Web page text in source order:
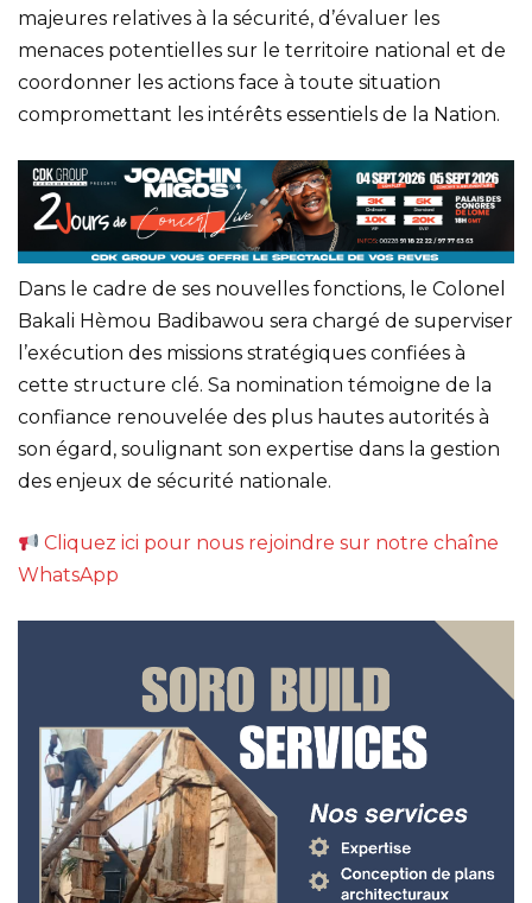
majeures relatives à la sécurité, d’évaluer les
menaces potentielles sur le territoire national et de
coordonner les actions face à toute situation
compromettant les intérêts essentiels de la Nation.
Dans le cadre de ses nouvelles fonctions, le Colonel
Bakali Hèmou Badibawou sera chargé de superviser
l’exécution des missions stratégiques confiées à
cette structure clé. Sa nomination témoigne de la
confiance renouvelée des plus hautes autorités à
son égard, soulignant son expertise dans la gestion
des enjeux de sécurité nationale.
Cliquez ici pour nous rejoindre sur notre chaîne
WhatsApp